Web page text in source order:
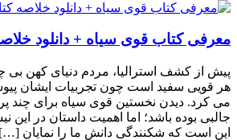
معرفی کتاب قوی سیاه + دانلود
پیش از کشف استرالیا، مردم دنیاى کهن بی
هر قویى سفید است چون تجربیات ایشان
می کرد. دیدن نخستین قوى سیاه براى چند
جالبى بوده باشد؛ اما اهمیت داستان در این
این است که شکنندگى دانش ما را نمایان […]